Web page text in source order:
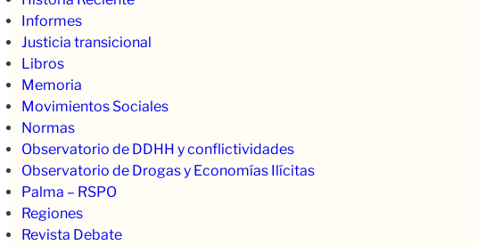
Informes
Justicia transicional
Libros
Memoria
Movimientos Sociales
Normas
Observatorio de DDHH y conflictividades
Observatorio de Drogas y Economías Ilícitas
Palma – RSPO
Regiones
Revista Debate